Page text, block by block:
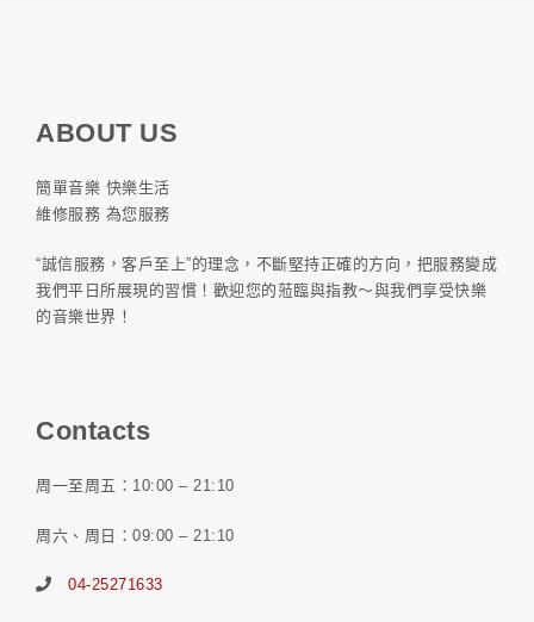
ABOUT US
簡單音樂 快樂生活
維修服務 為您服務
“誠信服務，客戶至上”的理念，不斷堅持正確的方向，把服務變成
我們平日所展現的習慣！歡迎您的蒞臨與指教～與我們享受快樂
的音樂世界！
Contacts
周一至周五：10:00 – 21:10
周六、周日：09:00 – 21:10
04-25271633